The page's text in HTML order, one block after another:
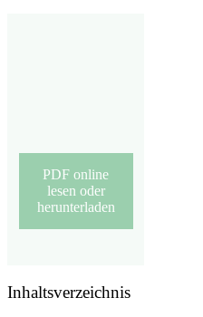
PDF online
lesen oder
herunterladen
Inhaltsverzeichnis